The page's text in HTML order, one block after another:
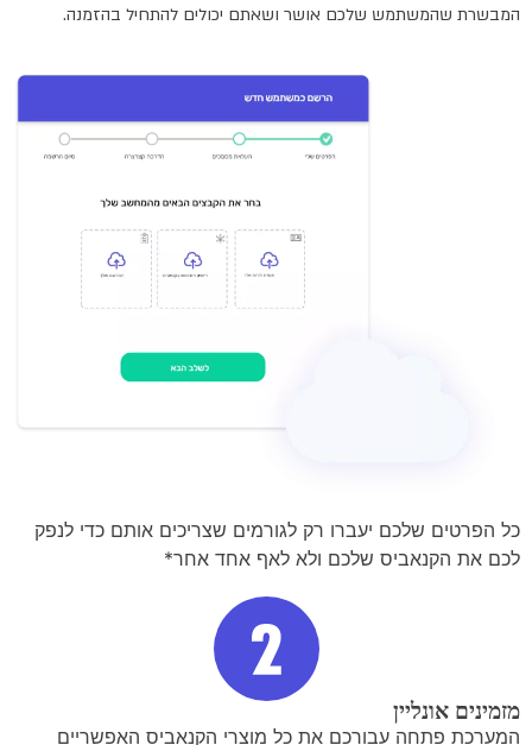
המבשרת שהמשתמש שלכם אושר ושאתם יכולים להתחיל בהזמנה.
כל הפרטים שלכם יעברו רק לגורמים שצריכים אותם כדי לנפק
לכם את הקנאביס שלכם ולא לאף אחד אחר*
מזמינים אונליין
המערכת פתחה עבורכם את כל מוצרי הקנאביס האפשריים